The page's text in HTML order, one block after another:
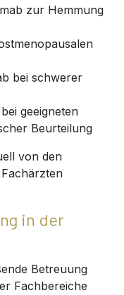
zur Hemmung
bei schwerer
geeigneten
Beurteilung
von den
in der
Betreuung
Fachbereiche